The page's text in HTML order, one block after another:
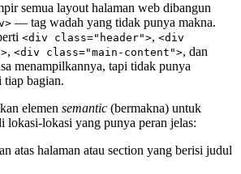
semua layout halaman web dibangun
— tag wadah yang tidak punya makna.
<div class="header">, <div
, <div class="main-content">, dan
menampilkannya, tapi tidak punya
tiap bagian.
elemen semantic (bermakna) untuk
lokasi-lokasi yang punya peran jelas:
atas halaman atau section yang berisi judul